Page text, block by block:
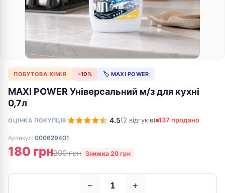
ПОБУТОВА ХІМІЯ −10% 🏷 MAXI POWER
MAXI POWER Універсальний м/з для кухні
0,7л
ОЦІНКА ПОКУПЦІВ 4.5(2 відгуків) 137 продано
Артикул: 000629401
180 грн200 грн Знижка 20 грн
− +